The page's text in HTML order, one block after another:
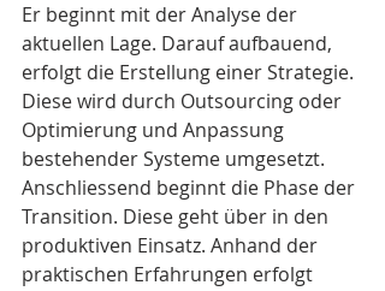
Er beginnt mit der Analyse der
aktuellen Lage. Darauf aufbauend,
erfolgt die Erstellung einer Strategie.
Diese wird durch Outsourcing oder
Optimierung und Anpassung
bestehender Systeme umgesetzt.
Anschliessend beginnt die Phase der
Transition. Diese geht über in den
produktiven Einsatz. Anhand der
praktischen Erfahrungen erfolgt